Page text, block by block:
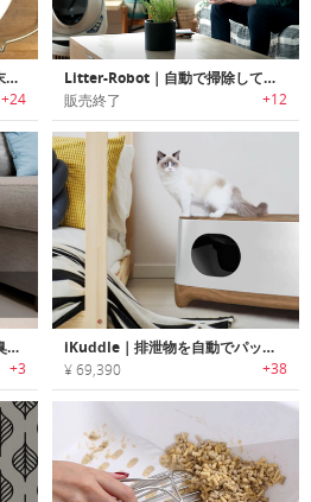
Boxscoop｜6秒で簡単に後始末できる猫用トイレシステム「ボックススクープ」
+24
Litter-Robot｜自動で掃除してくれる猫用トイレロボット「リターロボット」
販売終了 +12
Litterbot Pro｜砂を回転させ臭いを抑える猫用セルフクリーニングトイレ「リターボットプロ」
+3
iKuddle｜排泄物を自動でパッキングする全自動猫用トイレ「アイカドル」
¥ 69,390 +38